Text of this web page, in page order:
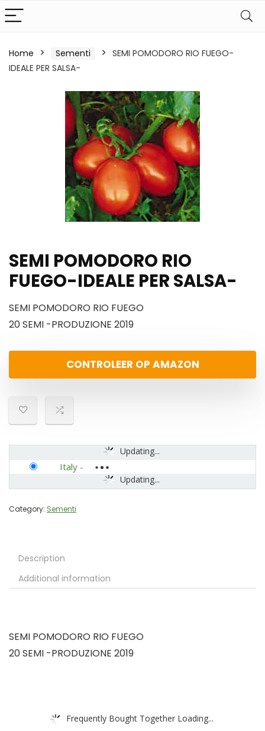
Home Sementi
SEMI POMODORO RIO FUEGO-
IDEALE PER SALSA-
SEMI POMODORO RIO
FUEGO-IDEALE PER SALSA-
SEMI POMODORO RIO FUEGO
20 SEMI -PRODUZIONE 2019
CONTROLEER OP AMAZON
Updating...
Updating...
Italy -
Category: Sementi
Description
Additional information
SEMI POMODORO RIO FUEGO
20 SEMI -PRODUZIONE 2019
Frequently Bought Together Loading...